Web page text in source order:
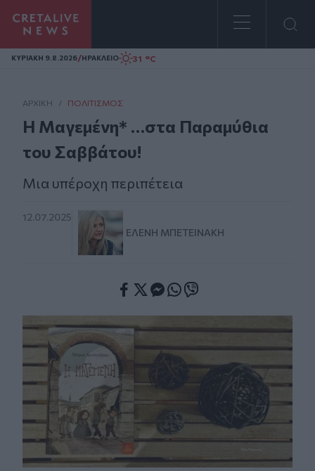
Homepage
ΚΥΡΙΑΚΗ 9.8.2026/ΗΡΑΚΛΕΙΟ 31 °C
ΑΡΧΙΚΗ / ΠΟΛΙΤΙΣΜΌΣ
Η Μαγεμένη* …στα Παραμύθια
του Σαββάτου!
Μια υπέροχη περιπέτεια
12.07.2025
ΕΛΈΝΗ ΜΠΕΤΕΙΝΆΚΗ